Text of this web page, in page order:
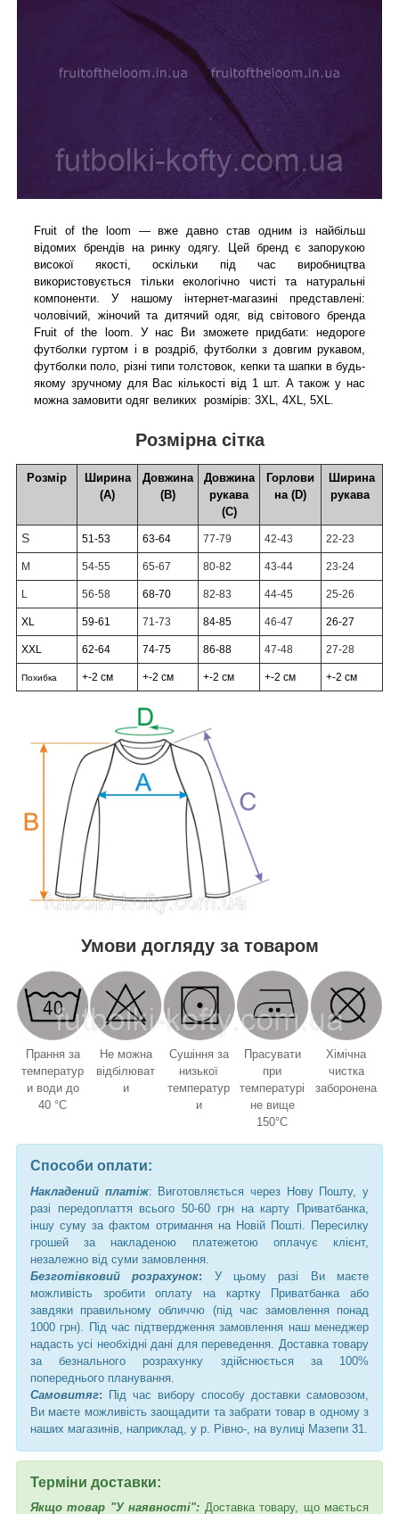
Fruit of the loom — вже давно став одним із найбільш
відомих брендів на ринку одягу. Цей бренд є запорукою
високої якості, оскільки під час виробництва
використовується тільки екологічно чисті та натуральні
компоненти. У нашому інтернет-магазині представлені:
чоловічий, жіночий та дитячий одяг, від світового бренда
Fruit of the loom. У нас Ви зможете придбати: недороге
футболки гуртом і в роздріб, футболки з довгим рукавом,
футболки поло, різні типи толстовок, кепки та шапки в будь-
якому зручному для Вас кількості від 1 шт. А також у нас
можна замовити одяг великих розмірів: 3XL, 4XL, 5XL.
Розмірна сітка
Розмір
Ширина
(А)
Довжина
(В)
Довжина
рукава
(С)
Горлови
на (D)
Ширина
рукава
S 51-53 63-64 77-79 42-43 22-23
M 54-55 65-67 80-82 43-44 23-24
L 56-58 68-70 82-83 44-45 25-26
XL 59-61 71-73 84-85 46-47 26-27
XXL 62-64 74-75 86-88 47-48 27-28
Похибка +-2 см +-2 см +-2 см +-2 см +-2 см
Умови догляду за товаром
Прання за
температур
и води до
40 °C
Не можна
відбілюват
и
Сушіння за
низької
температур
и
Прасувати
при
температурі
не вище
150°C
Хімічна
чистка
заборонена
Способи оплати:
Накладений платіж: Виготовляється через Нову Пошту, у
разі передоплаття всього 50-60 грн на карту Приватбанка,
іншу суму за фактом отримання на Новій Пошті. Пересилку
грошей за накладеною платежетою оплачує клієнт,
незалежно від суми замовлення.
Безготівковий розрахунок: У цьому разі Ви маєте
можливість зробити оплату на картку Приватбанка або
завдяки правильному обличчю (під час замовлення понад
1000 грн). Під час підтвердження замовлення наш менеджер
надасть усі необхідні дані для переведення. Доставка товару
за безнального розрахунку здійснюється за 100%
попереднього планування.
Самовитяг: Під час вибору способу доставки самовозом,
Ви маєте можливість заощадити та забрати товар в одному з
наших магазинів, наприклад, у р. Рівно-, на вулиці Мазепи 31.
Терміни доставки:
Якщо товар "У наявності": Доставка товару, що мається